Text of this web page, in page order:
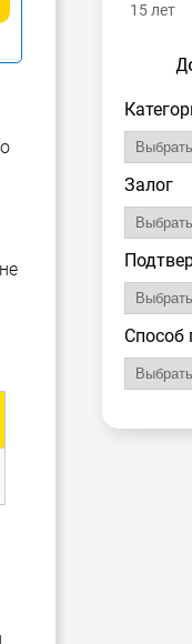
15 лет
Залог
Способ